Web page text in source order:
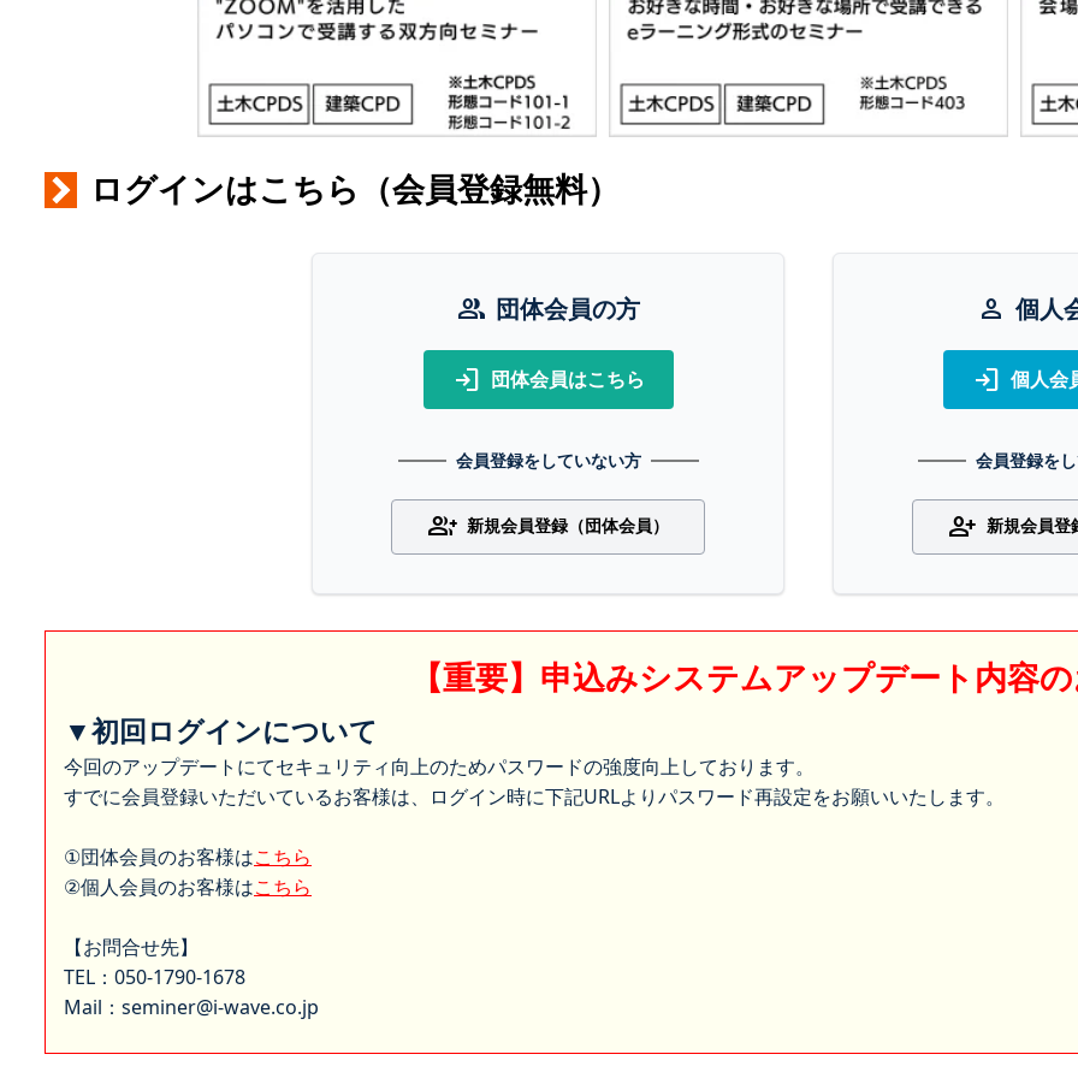
ログインはこちら（会員登録無料）
group 団体会員の方
login 団体会員はこちら
会員登録をしていない方
group_add 新規会員登録（団体会員）
person 個人
login 個人会
会員登録を
person_add 新規会員登
【重要】申込みシステムアップデート内容
▼初回ログインについて
今回のアップデートにてセキュリティ向上のためパスワードの強度向上しております。
すでに会員登録いただいているお客様は、ログイン時に下記URLよりパスワード再設定をお願いいたします。
①団体会員のお客様はこちら
②個人会員のお客様はこちら
【お問合せ先】
TEL：050-1790-1678
Mail：seminer@i-wave.co.jp